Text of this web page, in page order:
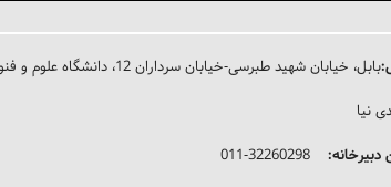
بابل، خیابان شهید طبرسی-خیابان سرداران 12، دانشگاه علوم و فنون مازندران
نیا
دبیرخانه: 32260298-011